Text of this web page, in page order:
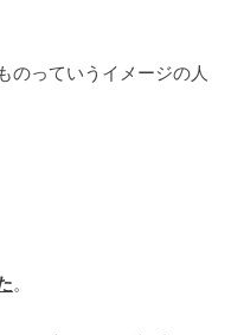
のっていうイメージの人
。